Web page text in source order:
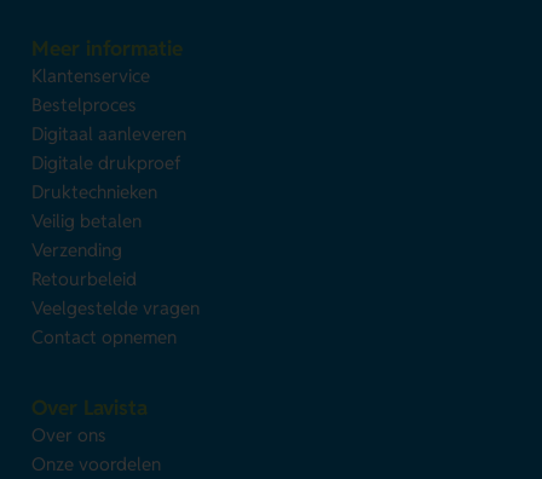
Meer informatie
Klantenservice
Bestelproces
Digitaal aanleveren
Digitale drukproef
Druktechnieken
Veilig betalen
Verzending
Retourbeleid
Veelgestelde vragen
Contact opnemen
Over Lavista
Over ons
Onze voordelen